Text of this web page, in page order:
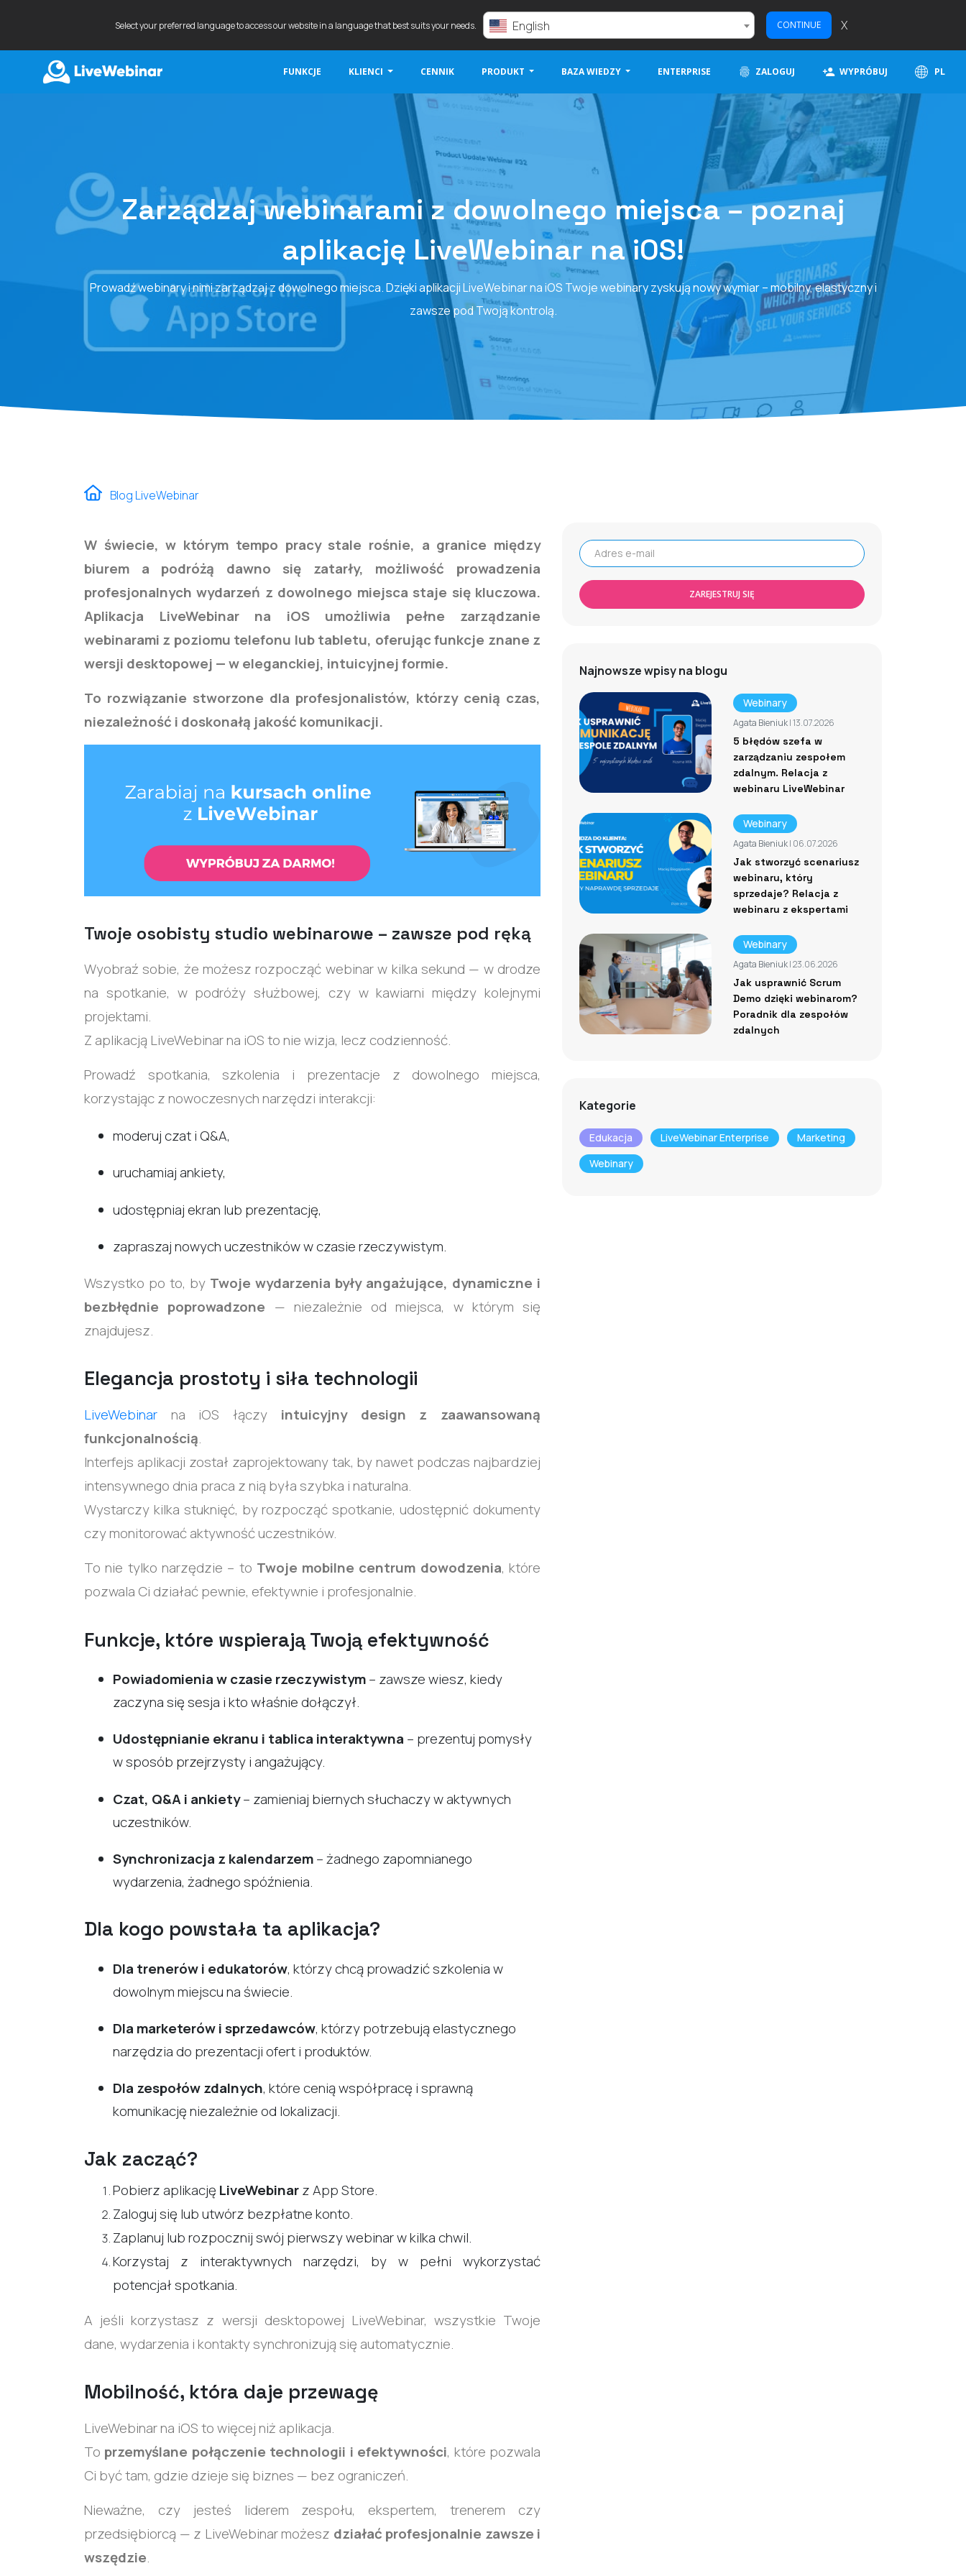
Select your preferred language to access our website in a language that best suits your needs. English CONTINUE X
FUNKCJE KLIENCI CENNIK PRODUKT BAZA WIEDZY ENTERPRISE ZALOGUJ WYPRÓBUJ PL
Zarządzaj webinarami z dowolnego miejsca – poznaj
aplikację LiveWebinar na iOS!
Prowadź webinary i nimi zarządzaj z dowolnego miejsca. Dzięki aplikacji LiveWebinar na iOS Twoje webinary zyskują nowy wymiar – mobilny, elastyczny i
zawsze pod Twoją kontrolą.
Blog LiveWebinar
W świecie, w którym tempo pracy stale rośnie, a granice między
biurem a podróżą dawno się zatarły, możliwość prowadzenia
profesjonalnych wydarzeń z dowolnego miejsca staje się kluczowa.
Aplikacja LiveWebinar na iOS umożliwia pełne zarządzanie
webinarami z poziomu telefonu lub tabletu, oferując funkcje znane z
wersji desktopowej — w eleganckiej, intuicyjnej formie.
To rozwiązanie stworzone dla profesjonalistów, którzy cenią czas,
niezależność i doskonałą jakość komunikacji.
Twoje osobisty studio webinarowe – zawsze pod ręką
Wyobraź sobie, że możesz rozpocząć webinar w kilka sekund — w drodze
na spotkanie, w podróży służbowej, czy w kawiarni między kolejnymi
projektami.
Z aplikacją LiveWebinar na iOS to nie wizja, lecz codzienność.
Prowadź spotkania, szkolenia i prezentacje z dowolnego miejsca,
korzystając z nowoczesnych narzędzi interakcji:
moderuj czat i Q&A,
uruchamiaj ankiety,
udostępniaj ekran lub prezentację,
zapraszaj nowych uczestników w czasie rzeczywistym.
Wszystko po to, by Twoje wydarzenia były angażujące, dynamiczne i
bezbłędnie poprowadzone — niezależnie od miejsca, w którym się
znajdujesz.
Elegancja prostoty i siła technologii
LiveWebinar na iOS łączy intuicyjny design z zaawansowaną
funkcjonalnością.
Interfejs aplikacji został zaprojektowany tak, by nawet podczas najbardziej
intensywnego dnia praca z nią była szybka i naturalna.
Wystarczy kilka stuknięć, by rozpocząć spotkanie, udostępnić dokumenty
czy monitorować aktywność uczestników.
To nie tylko narzędzie – to Twoje mobilne centrum dowodzenia, które
pozwala Ci działać pewnie, efektywnie i profesjonalnie.
Funkcje, które wspierają Twoją efektywność
Powiadomienia w czasie rzeczywistym– zawsze wiesz, kiedy
zaczyna się sesja i kto właśnie dołączył.
Udostępnianie ekranu i tablica interaktywna – prezentuj pomysły
w sposób przejrzysty i angażujący.
Czat, Q&A i ankiety– zamieniaj biernych słuchaczy w aktywnych
uczestników.
Synchronizacja z kalendarzem– żadnego zapomnianego
wydarzenia, żadnego spóźnienia.
Dla kogo powstała ta aplikacja?
Dla trenerów i edukatorów, którzy chcą prowadzić szkolenia w
dowolnym miejscu na świecie.
Dla marketerów i sprzedawców, którzy potrzebują elastycznego
narzędzia do prezentacji ofert i produktów.
Dla zespołów zdalnych, które cenią współpracę i sprawną
komunikację niezależnie od lokalizacji.
Jak zacząć?
Pobierz aplikację LiveWebinarz App Store.
Zaloguj się lub utwórz bezpłatne konto.
Zaplanuj lub rozpocznij swój pierwszy webinar w kilka chwil.
Korzystaj z interaktywnych narzędzi, by w pełni wykorzystać
potencjał spotkania.
A jeśli korzystasz z wersji desktopowej LiveWebinar, wszystkie Twoje
dane, wydarzenia i kontakty synchronizują się automatycznie.
Mobilność, która daje przewagę
LiveWebinar na iOS to więcej niż aplikacja.
To przemyślane połączenie technologii i efektywności, które pozwala
Ci być tam, gdzie dzieje się biznes — bez ograniczeń.
Nieważne, czy jesteś liderem zespołu, ekspertem, trenerem czy
przedsiębiorcą — z LiveWebinar możesz działać profesjonalnie zawsze i
wszędzie.
ZAREJESTRUJ SIĘ
Najnowsze wpisy na blogu
Webinary
Agata Bieniuk| 13.07.2026
5 błędów szefa w
zarządzaniu zespołem
zdalnym. Relacja z
webinaru LiveWebinar
Webinary
Agata Bieniuk| 06.07.2026
Jak stworzyć scenariusz
webinaru, który
sprzedaje? Relacja z
webinaru z ekspertami
Webinary
Agata Bieniuk| 23.06.2026
Jak usprawnić Scrum
Demo dzięki webinarom?
Poradnik dla zespołów
zdalnych
Kategorie
Edukacja LiveWebinar Enterprise
Marketing
Webinary